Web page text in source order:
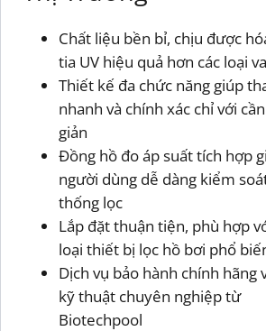
Chất liệu bền bỉ, chịu được
tia UV hiệu quả hơn các loại
Thiết kế đa chức năng giúp
nhanh và chính xác chỉ với
giản
Đồng hồ đo áp suất tích hợp
người dùng dễ dàng kiểm
thống lọc
Lắp đặt thuận tiện, phù hợp
loại thiết bị lọc hồ bơi phổ
Dịch vụ bảo hành chính hãng
kỹ thuật chuyên nghiệp từ
Biotechpool